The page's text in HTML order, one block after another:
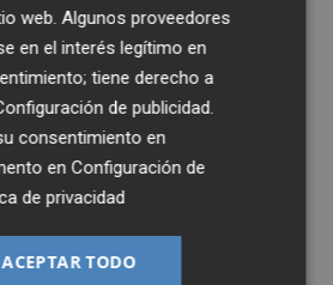
web. Algunos proveedores
en el interés legítimo en
tiene derecho a
de publicidad
consentimiento en
enConfiguración de
de privacidad
ACEPTAR TODO